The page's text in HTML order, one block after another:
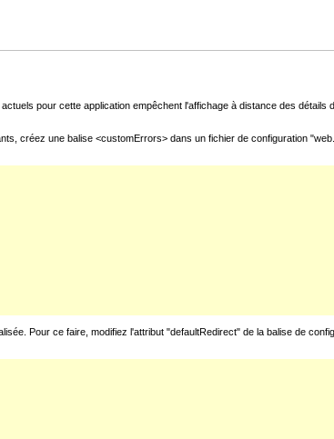
pour cette application empêchent l'affichage à distance des
créez une balise <customErrors> dans un fichier de configuration
Pour ce faire, modifiez l'attribut "defaultRedirect" de la balise de